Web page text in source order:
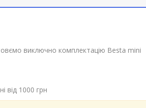
виключно комплектацію Besta mini
від 1000 грн